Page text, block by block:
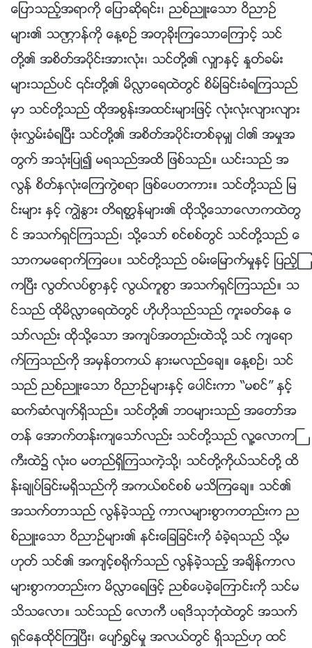
ေျပာသည့္အရာကို ေျပာဆိုရင္း၊ ညစ္ညဴးေသာ ဝိညာဥ္
မ်ား၏ သဏၭာန္ကို ေန႔စဥ္ အတုခိုးၾကေသာေၾကာင့္ သင္
တို႔၏ အစိတ္အပိုင္းအားလုံး၊ သင္တို႔၏ လွ်ာႏွင့္ ႏႈတ္ခမ္း
မ်ားသည္ပင္ ၎တို႔၏ မိလႅာေရထဲတြင္ စိမ္ျခင္းခံရၾကသည္
မွာ သင္တို႔သည္ ထိုအစြန္းအထင္းမ်ားျဖင့္ လုံးလုံးလ်ားလ်ား
ဖုံးလႊမ္းခံရၿပီး သင္တို႔၏ အစိတ္အပိုင္းတစ္ခုမွ် ငါ၏ အမႈအ
တြက္ အသုံးျပဳ၍ မရသည္အထိ ျဖစ္သည္။ ယင္းသည္ အ
လြန္ စိတ္ႏွလုံးေၾကကြဲစရာ ျဖစ္ေပတကား။ သင္တို႔သည္ ျမ
င္းမ်ား ႏွင့္ ကြၽဲႏြား တိရစာၦန္မ်ား၏ ထိုသို႔ေသာေလာကထဲတြ
င္ အသက္ရွင္ၾကသည္၊ သို႔ေသာ္ စင္စစ္တြင္ သင္တို႔သည္ ေ
သာကမေရာက္ၾကေပ။ သင္တို႔သည္ ဝမ္းေျမာက္မႈႏွင့္ ျပည့္ၾ
ကၿပီး လြတ္လပ္စြာႏွင့္ လြယ္ကူစြာ အသက္ရွင္ၾကသည္။ သ
င္သည္ ထိုမိလႅာေရထဲတြင္ ဟိုဟိုသည္သည္ ကူးခတ္ေန ေ
သာ္လည္း ထိုသို႔ေသာ အက်ပ္အတည္းထဲသို႔ သင္ က်ေရာ
က္ၾကသည္ကို အမွန္တကယ္ နားမလည္ေခ်။ ေန႔စဥ္၊ သင္
သည္ ညစ္ညဴးေသာ ဝိညာဥ္မ်ားႏွင့္ ေပါင္းကာ “မစင္” ႏွင့္
ဆက္ဆံလ်က္ရွိသည္။ သင္တို႔၏ ဘဝမ်ားသည္ အေတာ္အ
တန္ ေအာက္တန္းက်ေသာ္လည္း သင္တို႔သည္ လူ႔ေလာကႀ
ကီးထဲ၌ လုံးဝ မတည္ရွိၾကသကဲ့သို႔၊ သင္တို႔ကိုယ္သင္တို႔ ထိ
န္းခ်ဳပ္ျခင္းမရွိသည္ကို အကယ္စင္စစ္ မသိၾကေခ်။ သင္၏
အသက္တာသည္ လြန္ခဲ့သည့္ ကာလမ်ားစြာကတည္းက ည
စ္ညဴးေသာ ဝိညာဥ္မ်ား၏ နင္းေျချခင္းကို ခံခဲ့ရသည္ သို႔မ
ဟုတ္ သင္၏ အက်င့္စ႐ိုက္သည္ လြန္ခဲ့သည့္ အခ်ိန္ကာလ
မ်ားစြာကတည္းက မိလႅာေရျဖင့္ ညစ္ေပခဲ့ေၾကာင္းကို သင္မ
သိသေလာ။ သင္သည္ ေလာကီ ပရဒိသုဘုံထဲတြင္ အသက္
ရွင္ေနထိုင္ၾကၿပီး၊ ေပ်ာ္႐ႊင္မႈ အလယ္တြင္ ရွိသည္ဟု ထင္